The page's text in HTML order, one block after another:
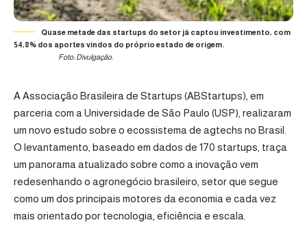
Quase metade das startups do setor já captou investimento, com
54,8% dos aportes vindos do próprio estado de origem.
Foto: Divulgação.
A Associação Brasileira de Startups (ABStartups), em
parceria com a Universidade de São Paulo (USP), realizaram
um novo estudo sobre o ecossistema de agtechs no Brasil.
O levantamento, baseado em dados de 170 startups, traça
um panorama atualizado sobre como a inovação vem
redesenhando o agronegócio brasileiro, setor que segue
como um dos principais motores da economia e cada vez
mais orientado por tecnologia, eficiência e escala.